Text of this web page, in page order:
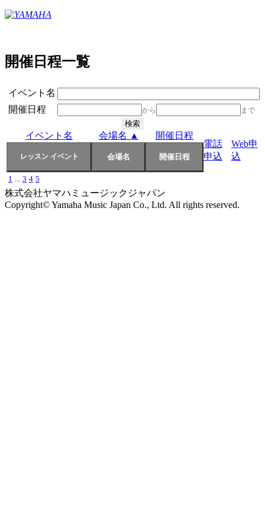
開催日程一覧
イベント名
開催日程
から まで
イベント名 会場名 ▲
開催日程
電話
申込
Web申
込
1 3 4 5
株式会社ヤマハミュージックジャパン
Copyright© Yamaha Music Japan Co., Ltd. All rights reserved.